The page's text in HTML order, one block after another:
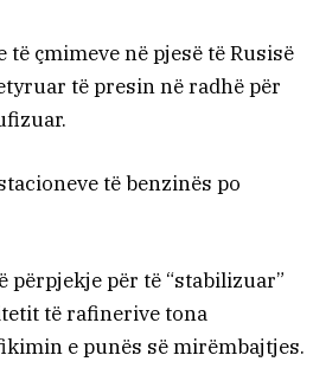
çmimeve në pjesë të Rusisë
të presin në radhë për
të benzinës po
për të “stabilizuar”
të rafinerive tona
e punës së mirëmbajtjes.